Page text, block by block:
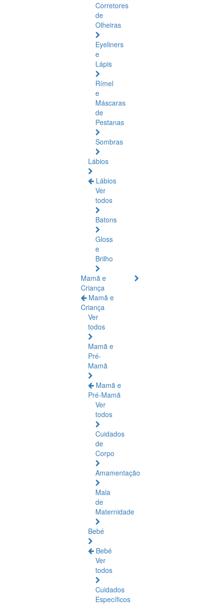
Corretores
de
Olheiras
Eyeliners
e
Lápis
Rímel
e
Máscaras
de
Pestanas
Sombras
Lábios
Lábios
Ver
todos
Batons
Gloss
e
Brilho
Mamã e
Criança
Mamã e
Criança
Ver
todos
Mamã e
Pré-
Mamã
Mamã e
Pré-Mamã
Ver
todos
Cuidados
de
Corpo
Amamentação
Mala
de
Maternidade
Bebé
Bebé
Ver
todos
Cuidados
Específicos